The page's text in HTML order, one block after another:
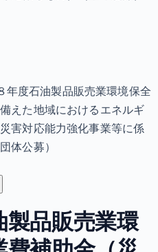
年度石油製品販売業環境保全
えた地域におけるエネルギ
害対応能力強化事業等に係
体公募）
製品販売業環